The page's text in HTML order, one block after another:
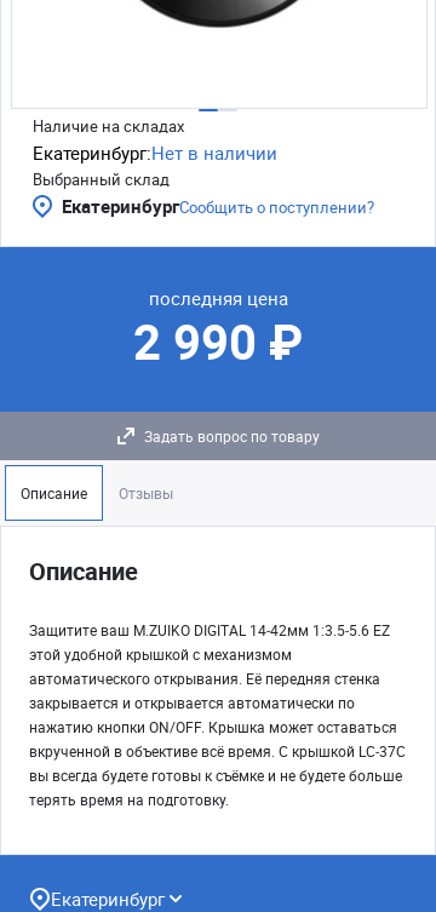
Наличие на складах
Екатеринбург:Нет в наличии
Выбранный склад
ЕкатеринбургСообщить о поступлении?
последняя цена
2 990 ₽
Задать вопрос по товару
Описание Отзывы
Описание
Защитите ваш M.ZUIKO DIGITAL 14‑42мм 1:3.5‑5.6 EZ
этой удобной крышкой с механизмом
автоматического открывания. Её передняя стенка
закрывается и открывается автоматически по
нажатию кнопки ON/OFF. Крышка может оставаться
вкрученной в объективе всё время. С крышкой LC‑37C
вы всегда будете готовы к съёмке и не будете больше
терять время на подготовку.
Екатеринбург